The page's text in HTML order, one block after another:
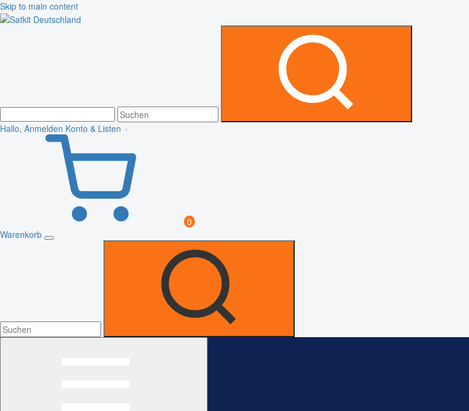
Skip to main content
Hallo, Anmelden Konto & Listen
0
Warenkorb